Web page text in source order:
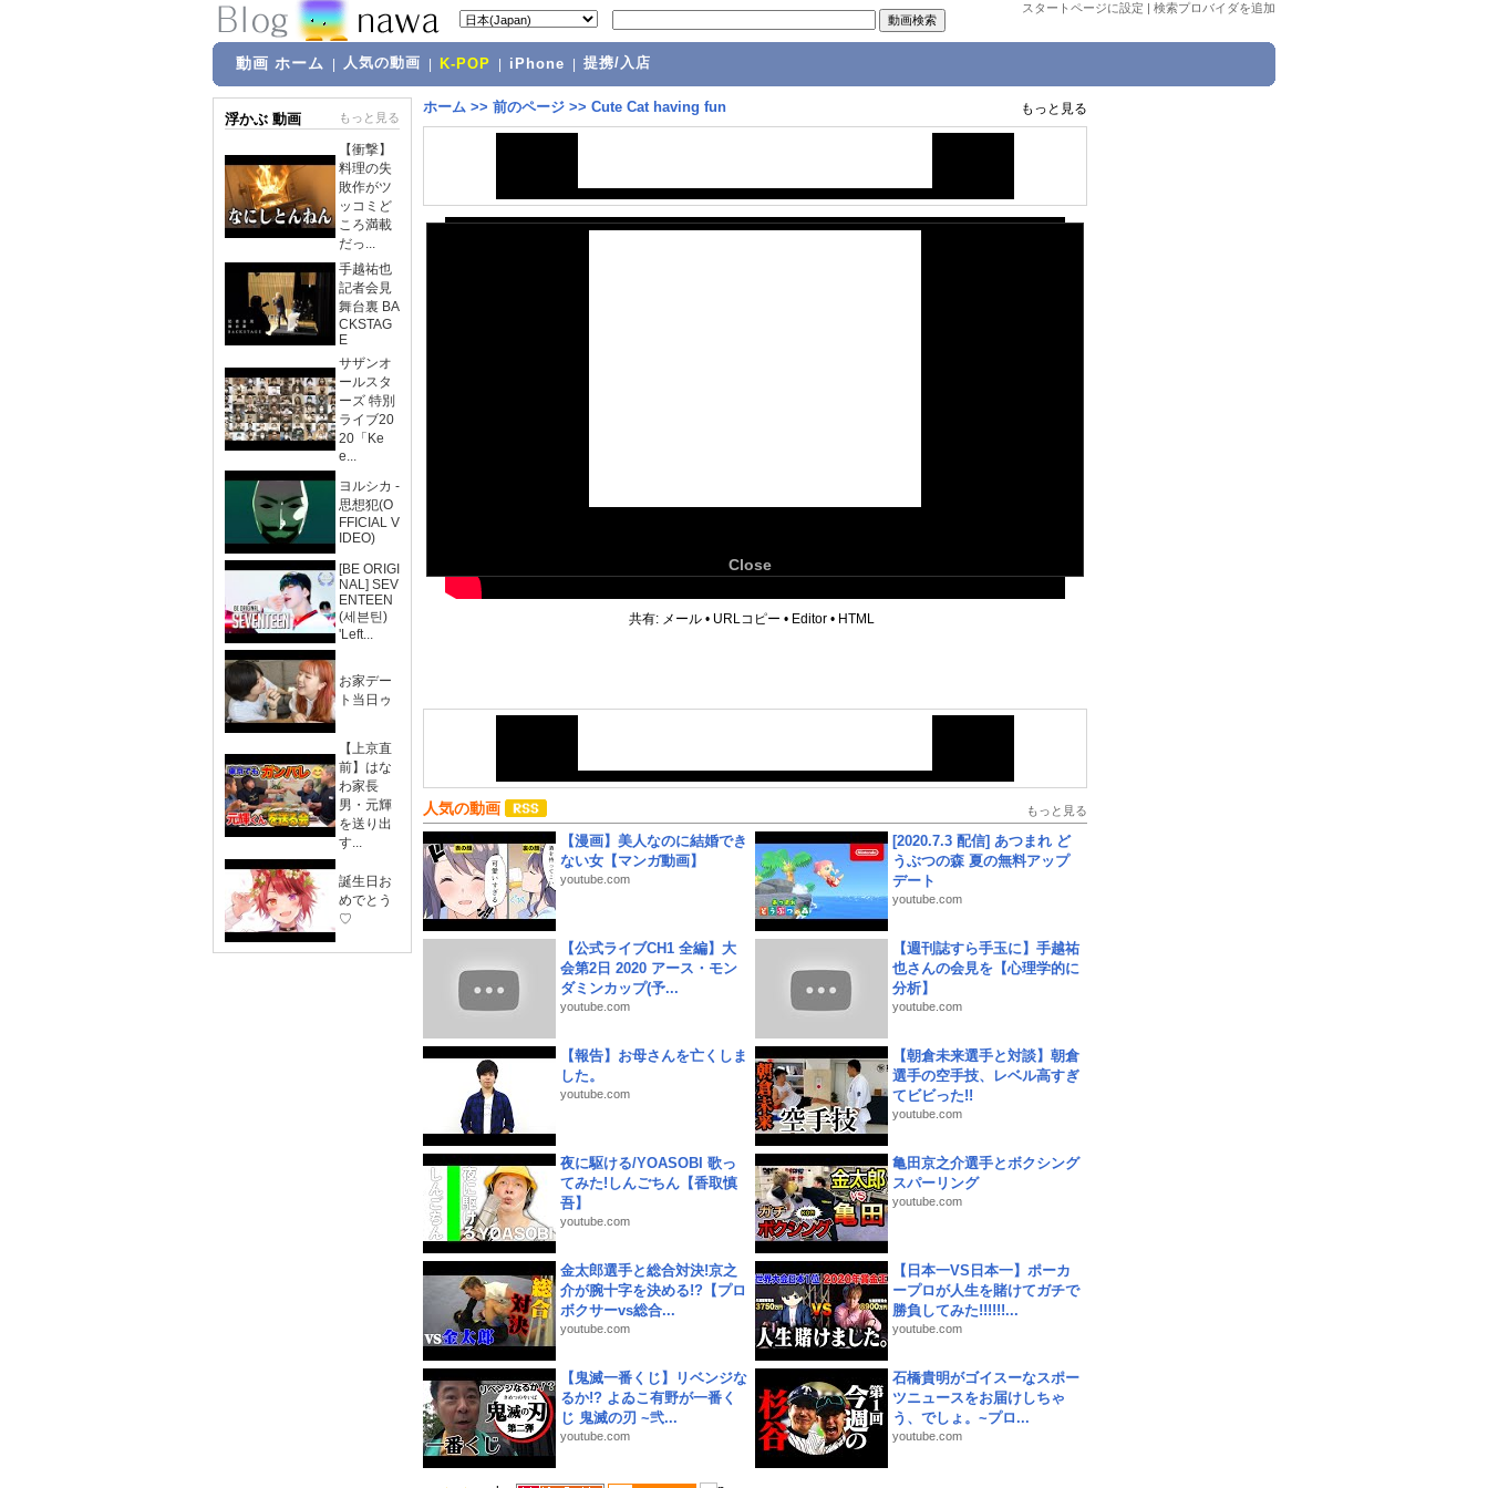
スタートページに設定 | 検索プロバイダを追加
動画 ホーム 人気の動画 K-POP iPhone 提携/入店
浮かぶ 動画 もっと見る
【衝撃】
料理の失
敗作がツ
ッコミど
ころ満載
だっ...
手越祐也
記者会見
舞台裏 BA
CKSTAG
E
サザンオ
ールスタ
ーズ 特別
ライブ20
20「Ke
e...
ヨルシカ -
思想犯(O
FFICIAL V
IDEO)
[BE ORIGI
NAL] SEV
ENTEEN
(세븐틴)
'Left...
お家デー
ト当日ゥ
【上京直
前】はな
わ家長
男・元輝
を送り出
す...
誕生日お
めでとう
♡
ホーム >> 前のページ >> Cute Cat having fun もっと見る
Close
共有: メール • URLコピー • Editor • HTML
人気の動画 もっと見る
【漫画】美人なのに結婚でき
ない女【マンガ動画】
youtube.com
[2020.7.3 配信] あつまれ ど
うぶつの森 夏の無料アップ
デート
youtube.com
【公式ライブCH1 全編】大
会第2日 2020 アース・モン
ダミンカップ(予...
youtube.com
【週刊誌すら手玉に】手越祐
也さんの会見を【心理学的に
分析】
youtube.com
【報告】お母さんを亡くしま
した。
youtube.com
【朝倉未来選手と対談】朝倉
選手の空手技、レベル高すぎ
てビビった!!
youtube.com
夜に駆ける/YOASOBI 歌っ
てみた!しんごちん【香取慎
吾】
youtube.com
亀田京之介選手とボクシング
スパーリング
youtube.com
金太郎選手と総合対決!京之
介が腕十字を決める!?【プロ
ボクサーvs総合...
youtube.com
【日本一VS日本一】ポーカ
ープロが人生を賭けてガチで
勝負してみた!!!!!!...
youtube.com
【鬼滅一番くじ】リベンジな
るか!? よゐこ有野が一番く
じ 鬼滅の刃 ~弐...
youtube.com
石橋貴明がゴイスーなスポー
ツニュースをお届けしちゃ
う、でしょ。~プロ...
youtube.com